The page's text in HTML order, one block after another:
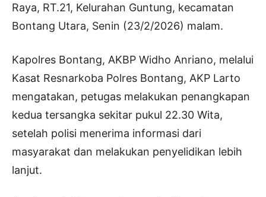
Raya, RT.21, Kelurahan Guntung, kecamatan
Bontang Utara, Senin (23/2/2026) malam.
Kapolres Bontang, AKBP Widho Anriano, melalui
Kasat Resnarkoba Polres Bontang, AKP Larto
mengatakan, petugas melakukan penangkapan
kedua tersangka sekitar pukul 22.30 Wita,
setelah polisi menerima informasi dari
masyarakat dan melakukan penyelidikan lebih
lanjut.